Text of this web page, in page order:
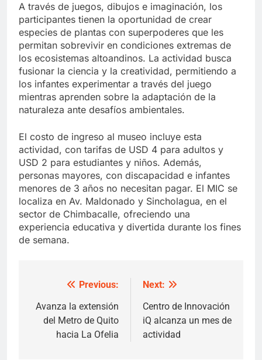
A través de juegos, dibujos e imaginación, los
participantes tienen la oportunidad de crear
especies de plantas con superpoderes que les
permitan sobrevivir en condiciones extremas de
los ecosistemas altoandinos. La actividad busca
fusionar la ciencia y la creatividad, permitiendo a
los infantes experimentar a través del juego
mientras aprenden sobre la adaptación de la
naturaleza ante desafíos ambientales.
El costo de ingreso al museo incluye esta
actividad, con tarifas de USD 4 para adultos y
USD 2 para estudiantes y niños. Además,
personas mayores, con discapacidad e infantes
menores de 3 años no necesitan pagar. El MIC se
localiza en Av. Maldonado y Sincholagua, en el
sector de Chimbacalle, ofreciendo una
experiencia educativa y divertida durante los fines
de semana.
navigation
Previous:
Avanza la extensión
del Metro de Quito
hacia La Ofelia
Next:
Centro de Innovación
iQ alcanza un mes de
actividad